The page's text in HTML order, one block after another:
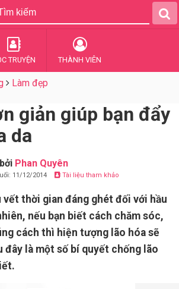
TRUYỆN THÀNH VIÊN
Làm đẹp
giản giúp bạn đẩy
da
Phan Quyên
11/12/2014 Tài liệu tham khảo
vết thời gian đáng ghét đối với hầu
nếu bạn biết cách chăm sóc,
cách thì hiện tượng lão hóa sẽ
đây là một số bí quyết chống lão